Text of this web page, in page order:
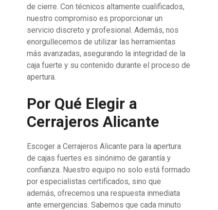
de cierre. Con técnicos altamente cualificados,
nuestro compromiso es proporcionar un
servicio discreto y profesional. Además, nos
enorgullecemos de utilizar las herramientas
más avanzadas, asegurando la integridad de la
caja fuerte y su contenido durante el proceso de
apertura.
Por Qué Elegir a
Cerrajeros Alicante
Escoger a Cerrajeros Alicante para la apertura
de cajas fuertes es sinónimo de garantía y
confianza. Nuestro equipo no solo está formado
por especialistas certificados, sino que
además, ofrecemos una respuesta inmediata
ante emergencias. Sabemos que cada minuto